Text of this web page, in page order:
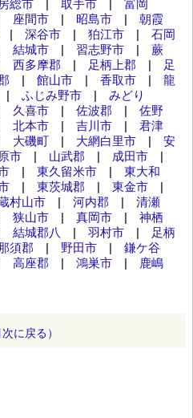
総市 取手市
富岡
座間市 | 昭島市 | 朝霞
| 深谷市 | 狛江市 | 石岡
結城市 | 習志野市 | 蕨
西多摩郡 | 足柄上郡 |
足
| 館山市 | 香取市 | 龍
| ふじみ野市 | みどり
久喜市 | 佐波郡 | 佐野
北本市 | 吉川市 | 君津
大磯町 | 大網白里市 | 安
市 | 山武郡 | 成田市 |
| 東久留米市 | 東大和
| 東茨城郡 | 東金市 |
村山市 | 河内郡 | 清瀬
狭山市 | 真岡市 | 神栖
結城郡八 | 羽村市 |
足柄
須郡 | 野田市 | 鎌ケ谷
高座郡 | 鴻巣市 |
鹿嶋
に戻る）